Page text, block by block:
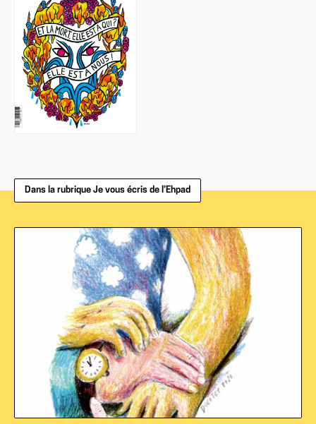
Dans la rubrique Je vous écris de l’Ehpad